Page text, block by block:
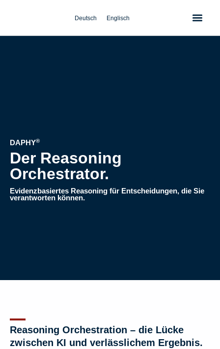
Deutsch Englisch
DAPHY®
Der Reasoning
Orchestrator.
Evidenzbasiertes Reasoning für Entscheidungen, die Sie
verantworten können.
Reasoning Orchestration – die Lücke
zwischen KI und verlässlichem Ergebnis.